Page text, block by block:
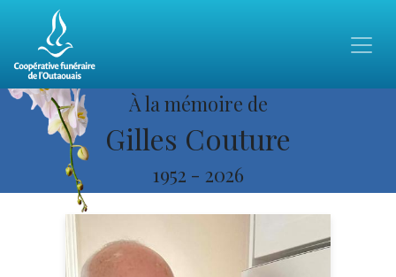
À la mémoire de
Gilles Couture
1952 - 2026